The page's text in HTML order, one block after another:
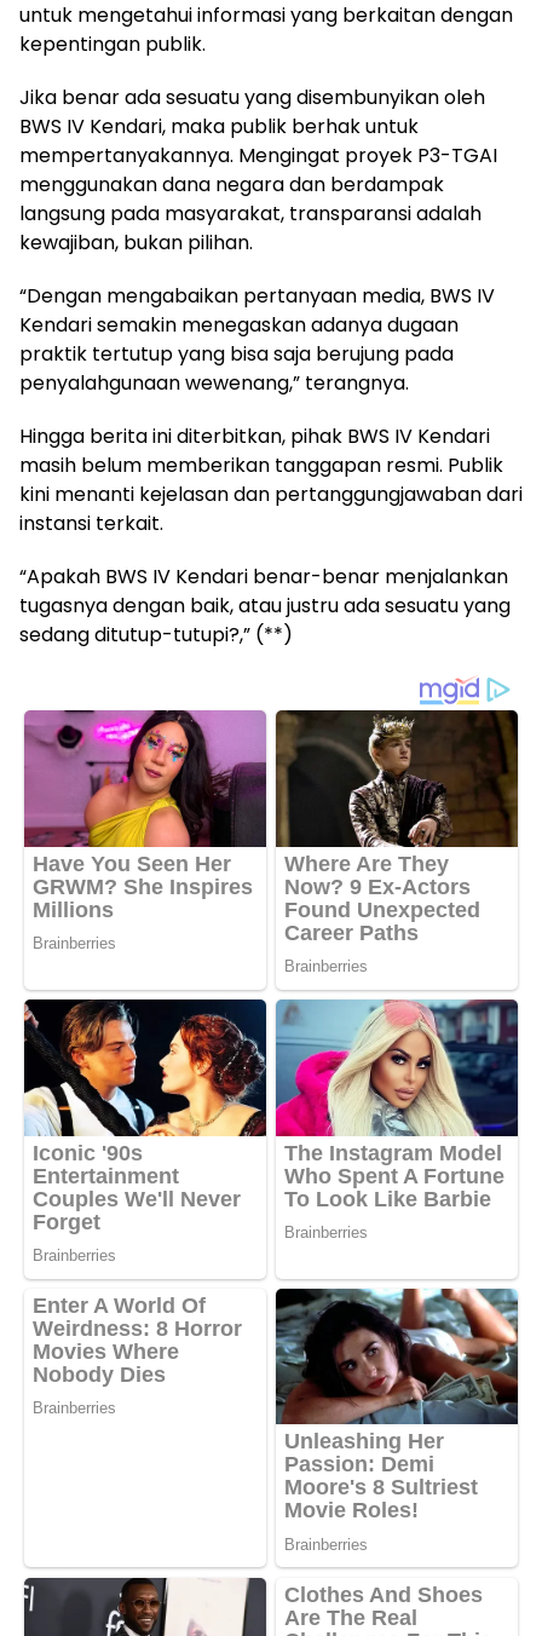
untuk mengetahui informasi yang berkaitan dengan
kepentingan publik.
Jika benar ada sesuatu yang disembunyikan oleh
BWS IV Kendari, maka publik berhak untuk
mempertanyakannya. Mengingat proyek P3-TGAI
menggunakan dana negara dan berdampak
langsung pada masyarakat, transparansi adalah
kewajiban, bukan pilihan.
“Dengan mengabaikan pertanyaan media, BWS IV
Kendari semakin menegaskan adanya dugaan
praktik tertutup yang bisa saja berujung pada
penyalahgunaan wewenang,” terangnya.
Hingga berita ini diterbitkan, pihak BWS IV Kendari
masih belum memberikan tanggapan resmi. Publik
kini menanti kejelasan dan pertanggungjawaban dari
instansi terkait.
“Apakah BWS IV Kendari benar-benar menjalankan
tugasnya dengan baik, atau justru ada sesuatu yang
sedang ditutup-tutupi?,” (**)